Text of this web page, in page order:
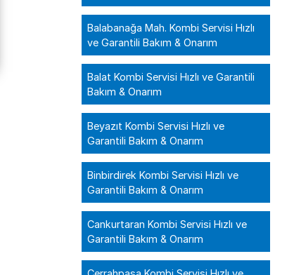
Balabanağa Mah. Kombi Servisi Hızlı
ve Garantili Bakım & Onarım
Balat Kombi Servisi Hızlı ve Garantili
Bakım & Onarım
Beyazıt Kombi Servisi Hızlı ve
Garantili Bakım & Onarım
Binbirdirek Kombi Servisi Hızlı ve
Garantili Bakım & Onarım
Cankurtaran Kombi Servisi Hızlı ve
Garantili Bakım & Onarım